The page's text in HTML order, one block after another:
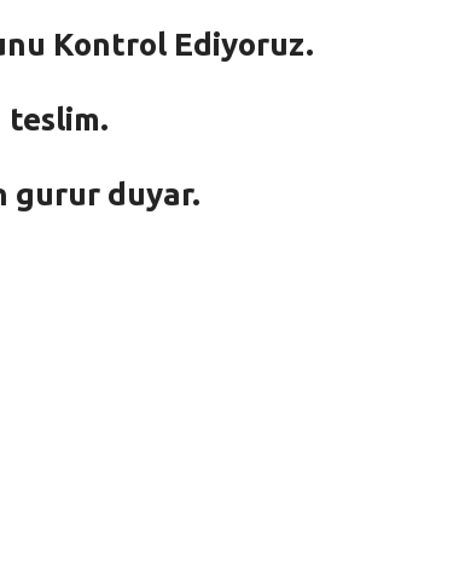
Kontrol Ediyoruz.
teslim.
gurur duyar.